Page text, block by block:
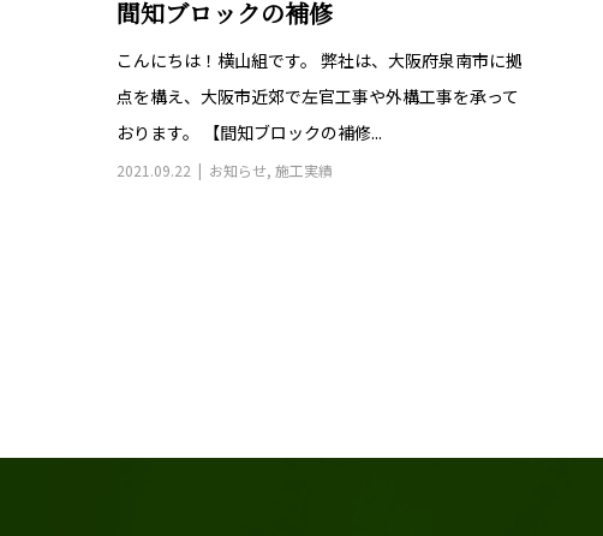
間知ブロックの補修
こんにちは！横山組です。 弊社は、大阪府泉南市に拠
点を構え、大阪市近郊で左官工事や外構工事を承って
おります。 【間知ブロックの補修...
2021.09.22 お知らせ, 施工実績